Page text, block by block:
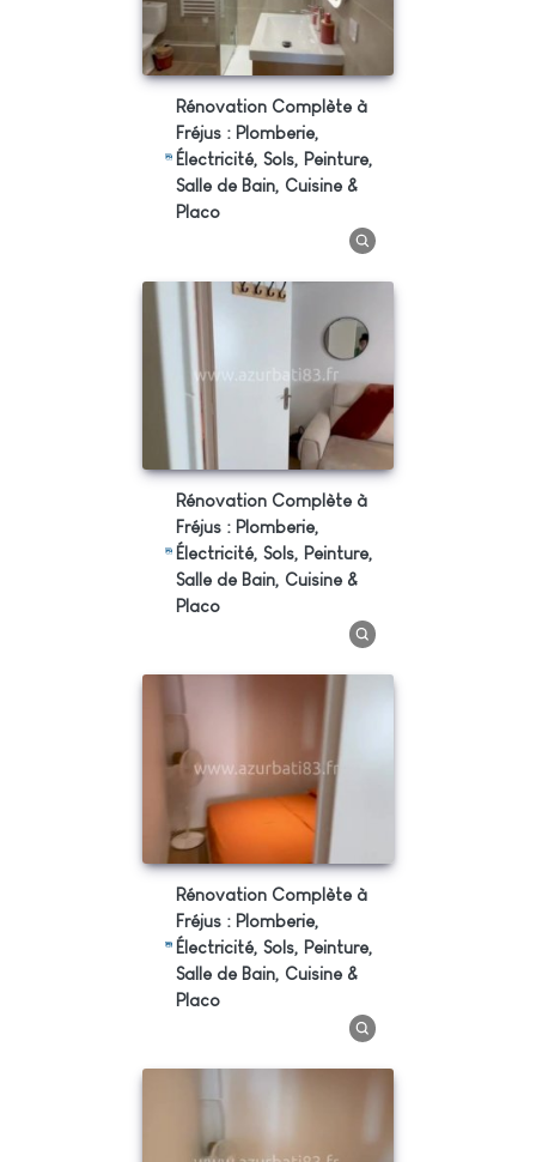
Rénovation Complète à
Fréjus : Plomberie,
Électricité, Sols, Peinture,
Salle de Bain, Cuisine &
Placo
Rénovation Complète à
Fréjus : Plomberie,
Électricité, Sols, Peinture,
Salle de Bain, Cuisine &
Placo
Rénovation Complète à
Fréjus : Plomberie,
Électricité, Sols, Peinture,
Salle de Bain, Cuisine &
Placo